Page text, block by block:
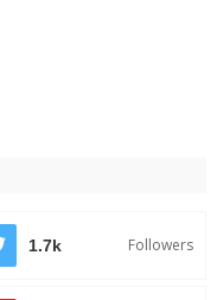
1.7k Followers